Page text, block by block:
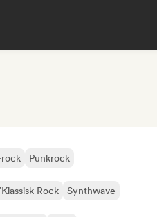
Punkrock
Rock Synthwave